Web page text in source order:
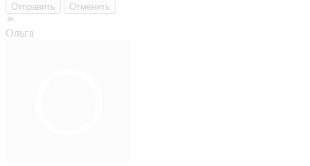
Отправить Отменить
Ольга